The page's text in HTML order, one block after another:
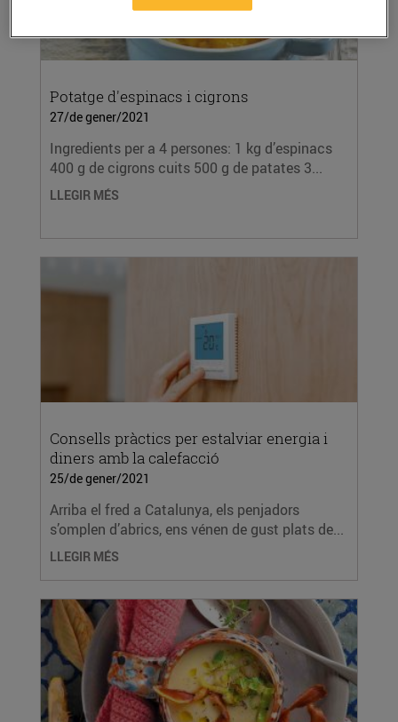
Potatge d'espinacs i cigrons
27/de gener/2021
Ingredients per a 4 persones: 1 kg d’espinacs
400 g de cigrons cuits 500 g de patates 3...
LLEGIR MÉS
Consells pràctics per estalviar energia i
diners amb la calefacció
25/de gener/2021
Arriba el fred a Catalunya, els penjadors
s’omplen d’abrics, ens vénen de gust plats de...
LLEGIR MÉS